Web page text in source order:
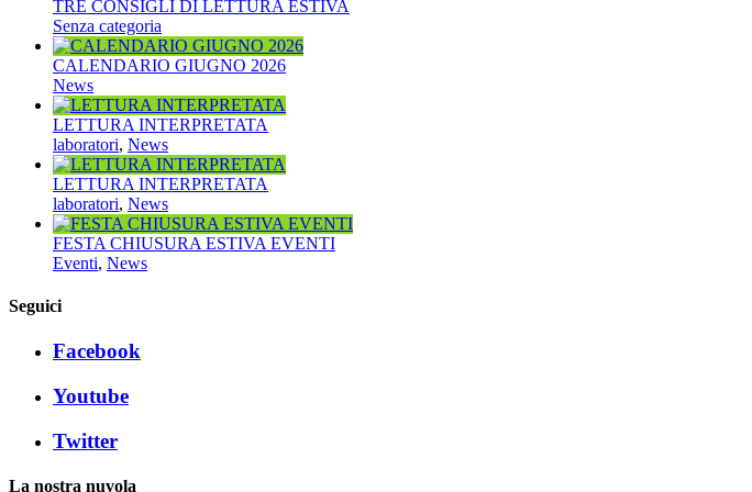
TRE CONSIGLI DI LETTURA ESTIVA
Senza categoria
CALENDARIO GIUGNO 2026
News
LETTURA INTERPRETATA
laboratori, News
LETTURA INTERPRETATA
laboratori, News
FESTA CHIUSURA ESTIVA EVENTI
Eventi, News
Seguici
Facebook
Youtube
Twitter
La nostra nuvola